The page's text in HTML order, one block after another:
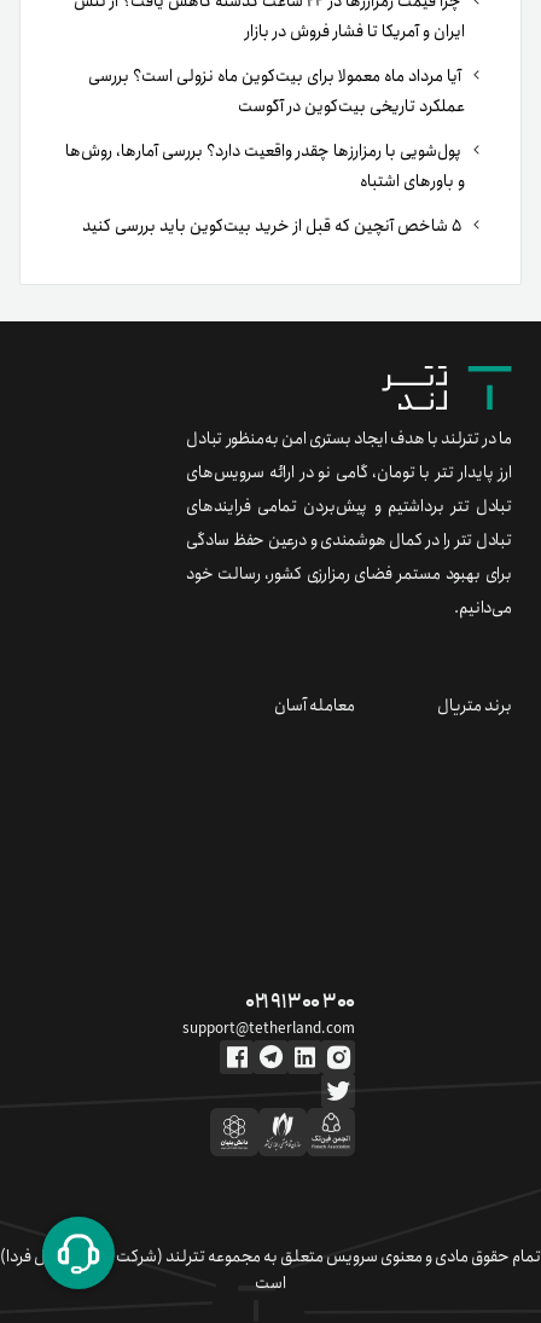
ایران و آمریکا تا فشار فروش در بازار
آیا مرداد ماه معمولا برای بیت‌کوین ماه نزولی است؟ بررسی
عملکرد تاریخی بیت‌کوین در آگوست
پول‌شویی با رمزارزها چقدر واقعیت دارد؟ بررسی آمارها، روش‌ها
و باورهای اشتباه
ما در تترلند با هدف ایجاد بستری امن به‌منظور تبادل
ارز پایدار تتر با تومان، گامی نو در ارائه سرویس‌های
تبادل تتر برداشتیم و پیش‌بردن تمامی فرایندهای
تبادل تتر را در کمال هوشمندی و درعین حفظ سادگی
برای بهبود مستمر فضای رمزارزی کشور، رسالت خود
می‌دانیم.
برند متریال معامله آسان
۰۲۱ ۹۱ ۳۰۰ ۳۰۰
support@tetherland.com
تمام حقوق مادی و معنوی سرویس متعلق به مجموعه تترلند (شرکت سکوی تبادل فردا)
است